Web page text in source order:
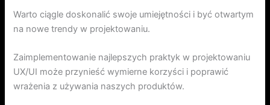
Warto ciągle doskonalić swoje umiejętności i być otwartym
na nowe trendy w projektowaniu.
Zaimplementowanie najlepszych praktyk w projektowaniu
UX/UI może przynieść wymierne korzyści i poprawić
wrażenia z używania naszych produktów.